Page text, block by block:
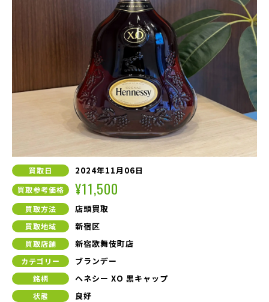
買取日 2024年11月06日
買取参考価格 ¥11,500
買取方法 店頭買取
買取地域 新宿区
買取店舗 新宿歌舞伎町店
カテゴリー ブランデー
銘柄 ヘネシー XO 黒キャップ
状態 良好